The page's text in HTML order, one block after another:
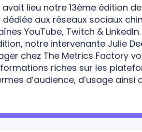
avait lieu notre 13ème édition
dédiée aux réseaux sociaux
YouTube, Twitch &
notre intervenante Julie
chez The Metrics Factory
riches sur les
d’audience, d’usage ainsi